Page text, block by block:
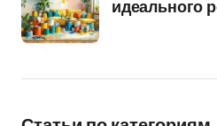
идеального